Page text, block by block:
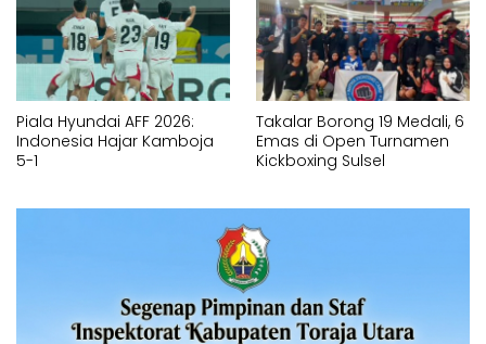
Piala Hyundai AFF 2026:
Indonesia Hajar Kamboja
5-1
Takalar Borong 19 Medali, 6
Emas di Open Turnamen
Kickboxing Sulsel